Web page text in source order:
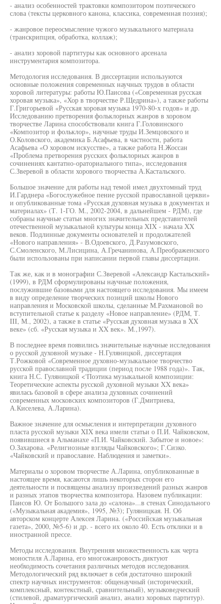
- анализ особенностей трактовки композитором поэтического
слова (тексты церковного канона, классика, современная поэзия);
- жанровое переосмысление чужого музыкального материала
(транскрипция, обработка, коллаж);
- анализ хоровой партитуры как основного арсенала
инструментария композитора.
Методология исследования. В диссертации используются
основные положения современных научных трудов в области
хоровой литературы: работы Ю.Паисова («Современная русская
хоровая музыка», «Хор в творчестве Р.Щедрина»), а также работы
Г.Григорьевой «Русская хоровая музыка 1970-80-х годов» и др.
Исследованию претворения фольклорных жанров в хоровом
творчестве Ларина способствовали книга Г.Головинского
«Композитор и фольклор», научные труды И.Земцовского и
О.Коловского, академика Б.Асафьева, в частности, работа
Асафьева «О хоровом искусстве», а также работа Н.Жоссан
«Проблема претворения русских фольклорных жанров в
сочинениях кантатно-ораториального типа», исследования
С.Зверевой в области хорового творчества А.Кастальского.
Большое значение для работы над темой имел двухтомный труд
И.Гарднера «Богослужебное пение русской православной церкви»
и опубликованные тома «Русская духовная музыка в документах и
материалах» (Т. 1-ГО. М., 2002-2004, в дальнейшем - РДМ), где
собраны научные статьи многих значительных представителей
отечественной музыкальной культуры конца XIX - начала XX
веков. Подлинные документы основателей и продолжателей
«Нового направления» - В.Одоевского, Д.Разумовского,
С.Смоленского, М.Лисицина, А.Гречанинова, А.Преображенского
были использованы при написании первой главы диссертации.
Так же, как и в монографии С.Зверевой «Александр Кастальский»
(1999), в РДМ сформулированы научные положения,
послужившие базовыми для настоящего исследования. Мы имеем
в виду определение творческих позиций школы Нового
направления и Московской школы, сделанные М.Рахмановой во
вступительной статье к разделу «Новое направление» (РДМ, Т.
III, М., 2002), а также в статье «Русская духовная музыка в XX
веке» (сб. «Русская музыка и XX век». М.,1997).
В последнее время появились значительные научные исследования
о русской духовной музыке - Н.Гуляницкой, диссертация
Т.Рожковой «Современное духовно-музыкальное творчество
русской православной традиции (период после 1988 года)». Так,
книга Н.С. Гуляницкой <'Поэтика музыкальной композиции:
Теоретические аспекты русской духовной музыки XX века»
явилась базовой в сфере анализа духовных сочинений
современных московских композиторов (Г.Дмитриева,
А.Киселева, А.Ларина).
Важное значение для осмысления и интерпретации духовного
пласта русской музыки XIX века имели статьи о П.И. Чайковском,
появившиеся в Альманахе «П.И. Чайковский. Забытое и новое»:
О.Захарова. «Религиозные взгляды Чайковского»; Г.Сизко.
«Чайковский и православие. Наблюдения и заметки».
Материалы о хоровом творчестве А.Ларина, опубликованные в
настоящее время, касаются лишь некоторых сторон его
деятельности и посвящены анализу произведений разных жанров
и разных этапов творчества композитора. Назовем публикации:
Паисов Ю. От Большого зала до «салона»...в стенах Синодального
(«Музыкальная академия», 1995, №3); Гуляницкая. Н. Об
авторском концерте Алексея Ларина. («Российская музыкальная
газета», 2000, №5-6) и др. - всего их около 40. Есть отклики и в
иностранной прессе.
Методы исследования. Внутренняя множественность как черта
моностиля А.Ларина, его многожанровость диктуют
необходимость сочетания различных методов исследования.
Методологический ряд включает в себя достаточно широкий
спектр научных инструментов: общенаучный (исторический,
комплексный, контекстный, сравнительный), музыковедческий
(стилевой, драматургический анализ, анализ хоровых партитур).